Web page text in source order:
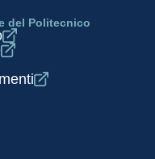
del Politecnico